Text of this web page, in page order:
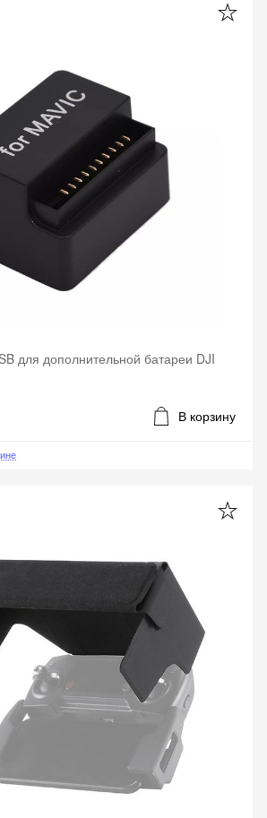
для дополнительной батареи DJI
В корзину